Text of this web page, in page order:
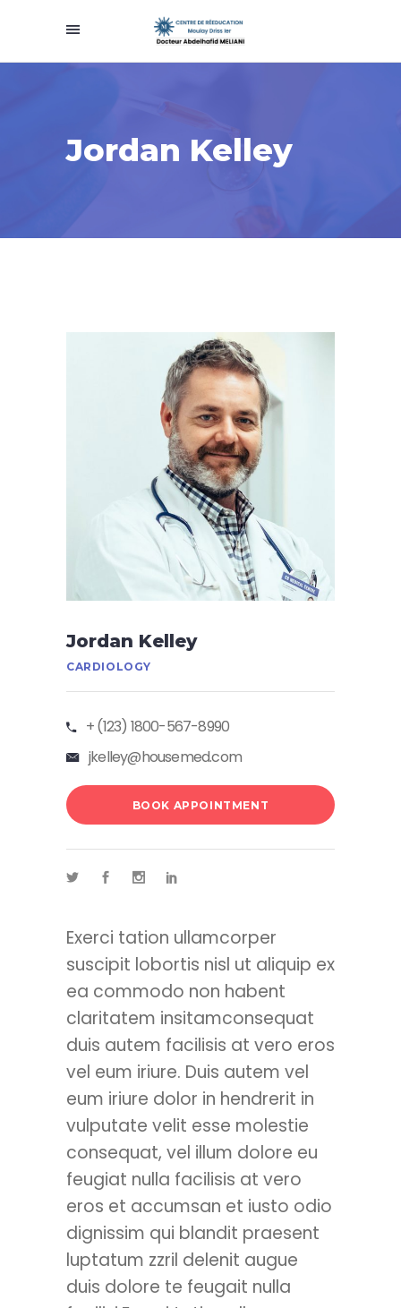
Jordan Kelley
Jordan Kelley
CARDIOLOGY
+ (123) 1800-567-8990
jkelley@housemed.com
BOOK APPOINTMENT
Exerci tation ullamcorper
suscipit lobortis nisl ut aliquip ex
ea commodo non habent
claritatem insitamconsequat
duis autem facilisis at vero eros
vel eum iriure. Duis autem vel
eum iriure dolor in hendrerit in
vulputate velit esse molestie
consequat, vel illum dolore eu
feugiat nulla facilisis at vero
eros et accumsan et iusto odio
dignissim qui blandit praesent
luptatum zzril delenit augue
duis dolore te feugait nulla